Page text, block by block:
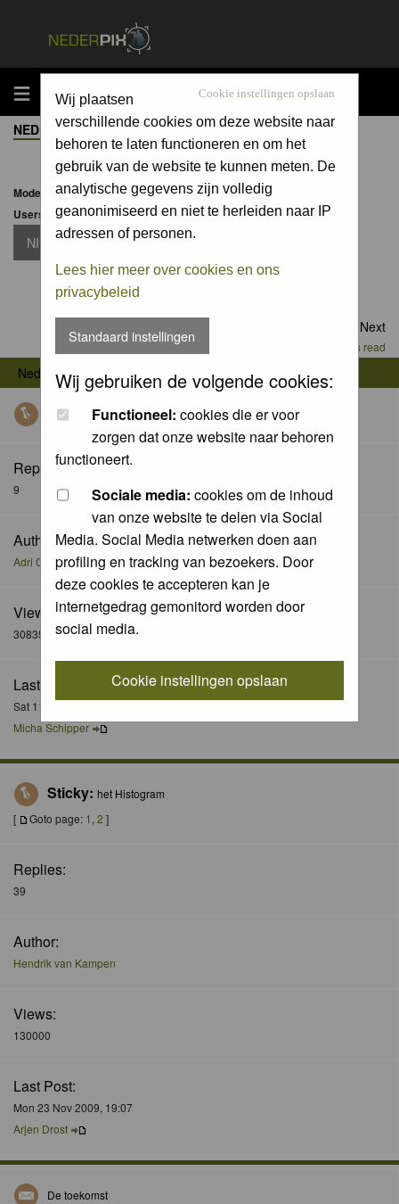
MENU Cookie instellingen opslaan
Wij plaatsen
verschillende cookies om deze website naar
behoren te laten functioneren en om het
gebruik van de website te kunnen meten. De
analytische gegevens zijn volledig
geanonimiseerd en niet te herleiden naar IP
adressen of personen.
Lees hier meer over cookies en ons
privacybeleid
Standaard instellingen
Wij gebruiken de volgende cookies:
Functioneel: cookies die er voor
zorgen dat onze website naar behoren
functioneert.
Sociale media: cookies om de inhoud
van onze website te delen via Social
Media. Social Media netwerken doen aan
profiling en tracking van bezoekers. Door
deze cookies te accepteren kan je
internetgedrag gemonitord worden door
social media.
Cookie instellingen opslaan
NEDERPIX.NL FORUM INDEX->NATUURFOTOGRAFIE
Moderator:Moderators
Users browsing this forum: None
NIEUW TOPIC
Next
Mark all topics read
Nederpix.nl Forum Index -> Natuurfotografie
Sticky: Fotografie technieken: een overzicht.
Replies:
9
Author:
Adri Clements
Views:
30835
Last Post:
Sat 11 Aug 2012, 15:21
Micha Schipper
Sticky: het Histogram
[
Goto page: 1 , 2 ]
Replies:
39
Author:
Hendrik van Kampen
Views:
130000
Last Post:
Mon 23 Nov 2009, 19:07
Arjen Drost
De toekomst